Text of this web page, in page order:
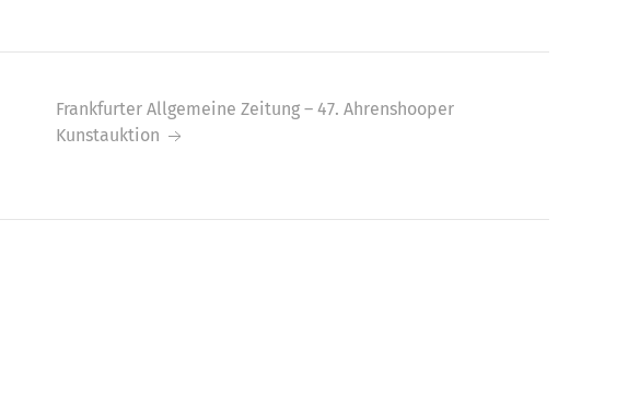
Frankfurter Allgemeine Zeitung – 47. Ahrenshooper
Kunstauktion